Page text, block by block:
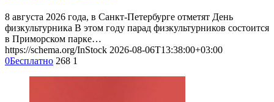
8 августа 2026 года, в Санкт-Петербурге отметят День
физкультурника В этом году парад физкультурников состоится
в Приморском парке…
https://schema.org/InStock 2026-08-06T13:38:00+03:00
0Бесплатно 268 1